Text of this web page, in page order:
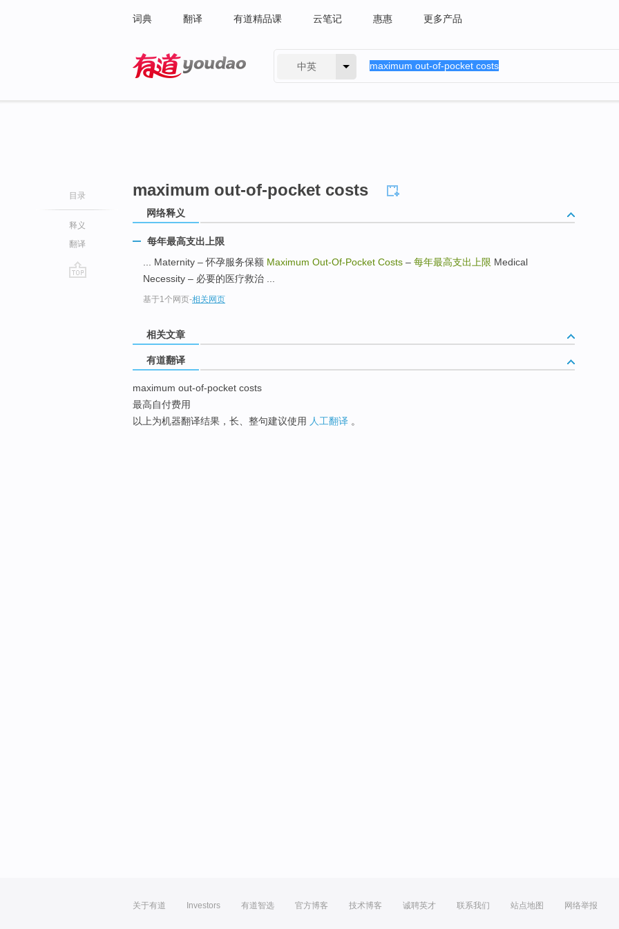
词典 翻译 有道精品课 云笔记 惠惠 更多产品
中英
目录
释义
翻译
maximum out-of-pocket costs
网络释义
每年最高支出上限
... Maternity – 怀孕服务保额 Maximum Out-Of-Pocket Costs – 每年最高支出上限 Medical
Necessity – 必要的医疗救治 ...
基于1个网页-相关网页
相关文章
有道翻译
maximum out-of-pocket costs
最高自付费用
以上为机器翻译结果，长、整句建议使用 人工翻译 。
关于有道 Investors 有道智选 官方博客 技术博客 诚聘英才 联系我们 站点地图 网络举报